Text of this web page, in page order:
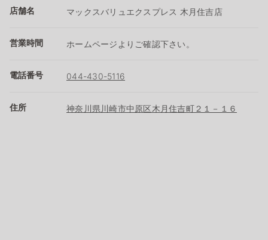
店舗名 マックスバリュエクスプレス 木月住吉店
営業時間 ホームページよりご確認下さい。
電話番号 044-430-5116
住所 神奈川県川崎市中原区木月住吉町２１－１６